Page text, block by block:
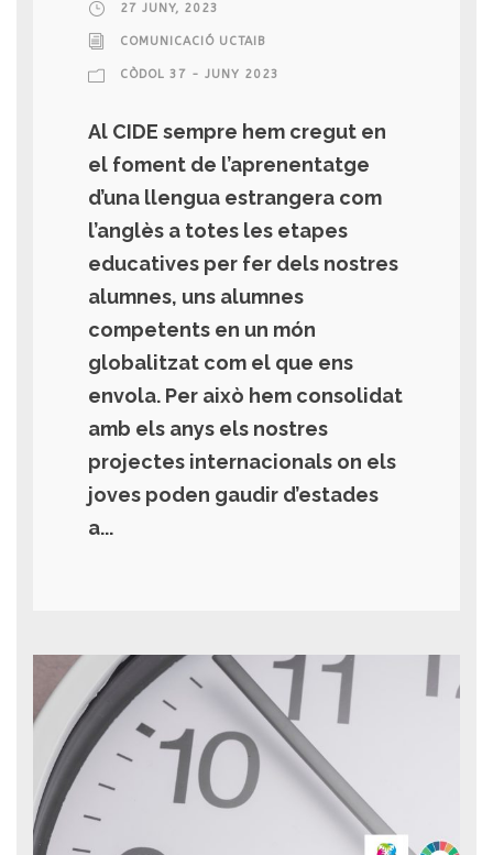
27 JUNY, 2023
COMUNICACIÓ UCTAIB
CÒDOL 37 - JUNY 2023
Al CIDE sempre hem cregut en
el foment de l’aprenentatge
d’una llengua estrangera com
l’anglès a totes les etapes
educatives per fer dels nostres
alumnes, uns alumnes
competents en un món
globalitzat com el que ens
envola. Per això hem consolidat
amb els anys els nostres
projectes internacionals on els
joves poden gaudir d’estades
a...